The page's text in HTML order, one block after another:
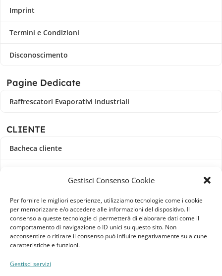
Gestisci Consenso Cookie
Per fornire le migliori esperienze, utilizziamo tecnologie come i cookie
per memorizzare e/o accedere alle informazioni del dispositivo. Il
consenso a queste tecnologie ci permetterà di elaborare dati come il
comportamento di navigazione o ID unici su questo sito. Non
acconsentire o ritirare il consenso può influire negativamente su alcune
caratteristiche e funzioni.
Gestisci servizi
Imprint
Termini e Condizioni
Disconoscimento
Pagine Dedicate
Raffrescatori Evaporativi Industriali
CLIENTE
Bacheca cliente
Indirizzi
Metodi di pagamento
Dettagli account